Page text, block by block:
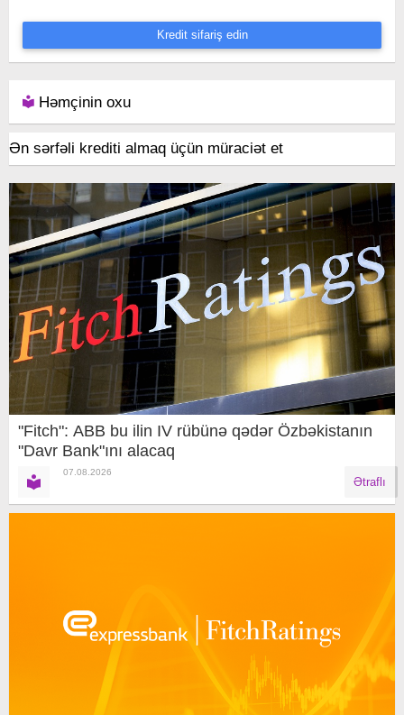
Kredit sifariş edin
Həmçinin oxu
Ən sərfəli krediti almaq üçün müraciət et
"Fitch": ABB bu ilin IV rübünə qədər Özbəkistanın
"Davr Bank"ını alacaq
07.08.2026
Ətraflı